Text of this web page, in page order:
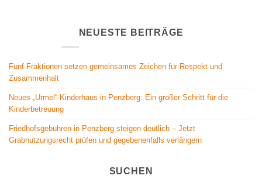
NEUESTE BEITRÄGE
Fünf Fraktionen setzen gemeinsames Zeichen für Respekt und
Zusammenhalt
Neues „Urmel“-Kinderhaus in Penzberg: Ein großer Schritt für die
Kinderbetreuung
Friedhofsgebühren in Penzberg steigen deutlich – Jetzt
Grabnutzungsrecht prüfen und gegebenenfalls verlängern
SUCHEN